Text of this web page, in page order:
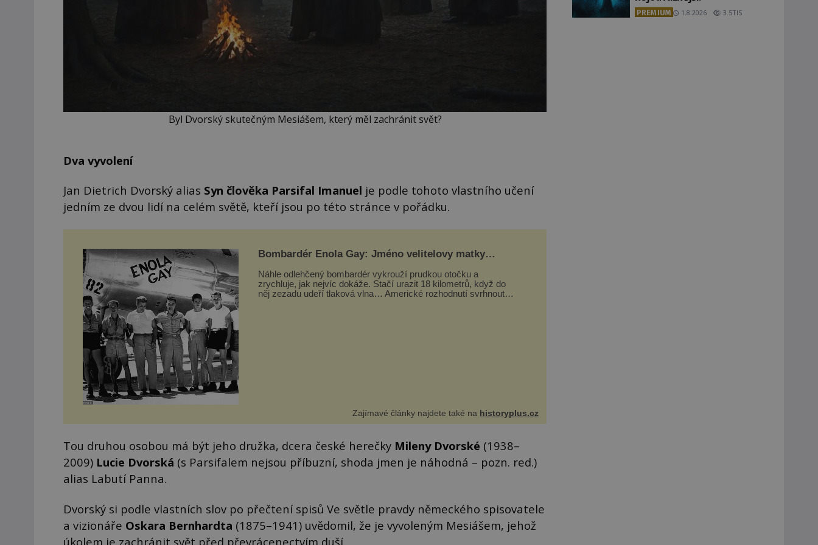
Byl Dvorský skutečným Mesiášem, který měl zachránit svět?
Dva vyvolení
Jan Dietrich Dvorský alias Syn člověka Parsifal Imanuel je podle tohoto vlastního učení
jedním ze dvou lidí na celém světě, kteří jsou po této stránce v pořádku.
Bombardér Enola Gay: Jméno velitelovy matky
Náhle odlehčený bombardér vykrouží prudkou otočku a
zrychluje, jak nejvíc dokáže. Stačí urazit 18 kilometrů, když do
něj zezadu udeří tlaková vlna… Americké rozhodnutí svrhnout
Zajímavé články najdete také na historyplus.cz
Tou druhou osobou má být jeho družka, dcera české herečky Mileny Dvorské (1938–
2009) Lucie Dvorská (s Parsifalem nejsou příbuzní, shoda jmen je náhodná – pozn. red.)
alias Labutí Panna.
Dvorský si podle vlastních slov po přečtení spisů Ve světle pravdy německého spisovatele
a vizionáře Oskara Bernhardta (1875–1941) uvědomil, že je vyvoleným Mesiášem, jehož
úkolem je zachránit svět před převrácenectvím duší.
PREMIUM 1.8.2026 3.5TIS